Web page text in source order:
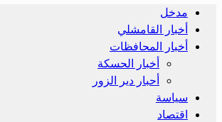
مدخل
أخبار القامشلي
أخبار المحافظات
أخبار الحسكة
أحبار دير الزور
سياسة
اقتصاد